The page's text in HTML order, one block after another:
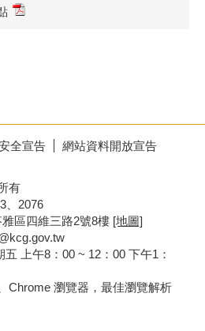
全宣告
網站資料開放宣告
有
、2076
區四維三路2號8樓 [地圖]
上午8：00 ~ 12：00 下午1：
Chrome 瀏覽器，最佳瀏覽解析